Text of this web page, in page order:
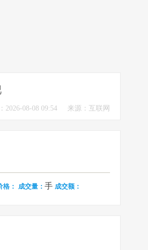
来源：互联网
2026-08-08 09:54
格： 成交量： 手 成交额：